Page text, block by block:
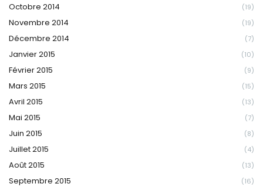
Octobre 2014 (19)
Novembre 2014 (19)
Décembre 2014 (7)
Janvier 2015 (10)
Février 2015 (9)
Mars 2015 (15)
Avril 2015 (13)
Mai 2015 (7)
Juin 2015 (8)
Juillet 2015 (4)
Août 2015 (13)
Septembre 2015 (16)